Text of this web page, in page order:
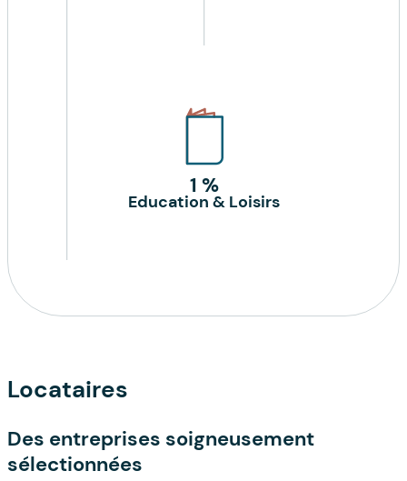
1 %
Education & Loisirs
Locataires
Des entreprises soigneusement
sélectionnées